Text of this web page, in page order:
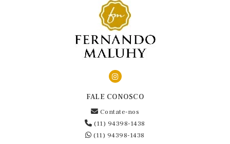
FALE CONOSCO
Contate-nos
(11) 94398-1438
(11) 94398-1438